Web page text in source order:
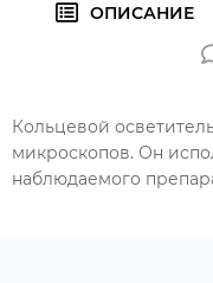
ОПИСАНИЕ
Кольцевой
микроскопов. Он
наблюдаемого